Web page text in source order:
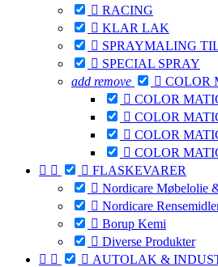
 RACING
 KLAR LAK
 SPRAYMALING
 SPECIAL SPRAY
add remove  COLOR
 COLOR
 COLOR
 COLOR
 COLOR
   FLASKEVARER
 Nordicare Møbelolie
 Nordicare
 Borup Kemi
 Diverse Produkter
   AUTOLAK &